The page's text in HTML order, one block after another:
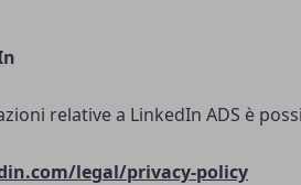
relative a LinkedIn ADS è
legal/privacy-policy